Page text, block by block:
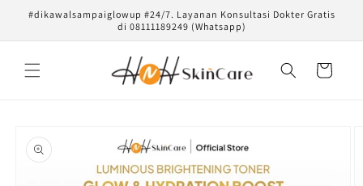
Langsung
#dikawalsampaiglowup #24/7. Layanan Konsultasi Dokter Gratis
di 08111189249 (Whatsapp)
Keranjang
informasi
produk